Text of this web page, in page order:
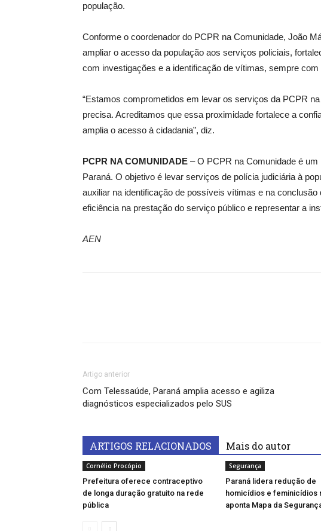
população.
Conforme o coordenador do PCPR na Comunidade, João
ampliar o acesso da população aos serviços policiais,
com investigações e a identificação de vítimas, sempre
“Estamos comprometidos em levar os serviços da PCPR
precisa. Acreditamos que essa proximidade fortalece a
amplia o acesso à cidadania”, diz.
PCPR NA COMUNIDADE – O PCPR na Comunidade é
Paraná. O objetivo é levar serviços de polícia judiciária à
auxiliar na identificação de possíveis vítimas e na
eficiência na prestação do serviço público e representar a
AEN
Artigo anterior
Com Telessaúde, Paraná amplia acesso e agiliza
diagnósticos especializados pelo SUS
ARTIGOS RELACIONADOS Mais do autor
Cornélio Procópio
Prefeitura oferece contraceptivo
de longa duração gratuito na rede
pública
Segurança
Paraná lidera redução de
homicídios e feminicídios
aponta Mapa da